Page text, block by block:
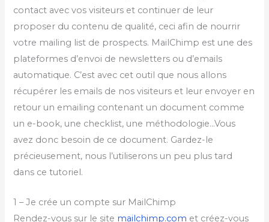
contact avec vos visiteurs et continuer de leur
proposer du contenu de qualité, ceci afin de nourrir
votre mailing list de prospects. MailChimp est une des
plateformes d’envoi de newsletters ou d’emails
automatique. C’est avec cet outil que nous allons
récupérer les emails de nos visiteurs et leur envoyer en
retour un emailing contenant un document comme
un e-book, une checklist, une méthodologie…Vous
avez donc besoin de ce document. Gardez-le
précieusement, nous l’utiliserons un peu plus tard
dans ce tutoriel.
1 – Je crée un compte sur MailChimp
Rendez-vous sur le site mailchimp.com et créez-vous